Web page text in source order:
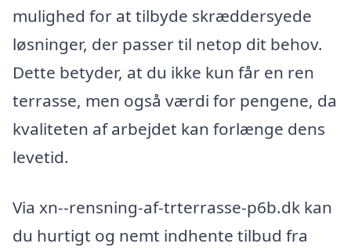
mulighed for at tilbyde skræddersyede
løsninger, der passer til netop dit behov.
Dette betyder, at du ikke kun får en ren
terrasse, men også værdi for pengene, da
kvaliteten af arbejdet kan forlænge dens
levetid.
Via xn--rensning-af-trterrasse-p6b.dk kan
du hurtigt og nemt indhente tilbud fra